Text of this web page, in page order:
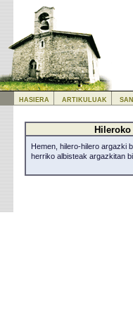
Hemen, hilero-hilero argazki
herriko albisteak argazkitan
hasiera artikuluak